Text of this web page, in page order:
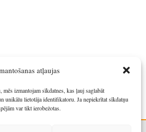
atļaujas
izmantojam sīkdatnes, kas ļauj saglabāt
unikālu lietotāja identifikatoru. Ja nepiekrītat sīkdatņu
var tikt ierobežotas.